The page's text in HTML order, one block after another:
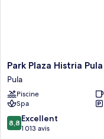
Park
Plaza
Histria
Pula
Pula
Park Plaza Histria Pula
Pula
Piscine
Spa
8.8
sur
8,8 Excellent
1 013 avis